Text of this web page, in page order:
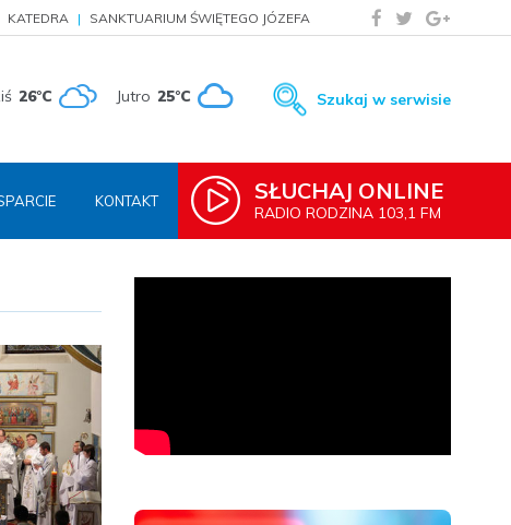
KATEDRA SANKTUARIUM ŚWIĘTEGO JÓZEFA
26°C Jutro 25°C Szukaj w serwisie
SŁUCHAJ ONLINE
RADIO RODZINA 103,1 FM
KONTAKT